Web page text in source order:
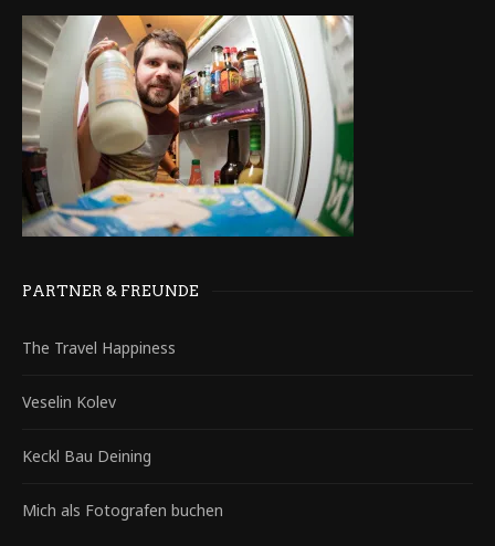
PARTNER & FREUNDE
The Travel Happiness
Veselin Kolev
Keckl Bau Deining
Mich als Fotografen buchen